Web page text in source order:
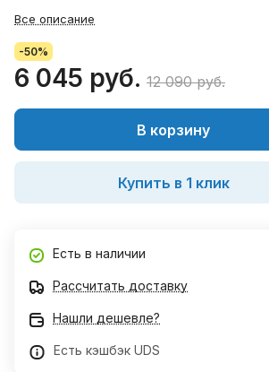
Все описание
-50%
6 045 руб. 12 090 руб.
В корзину
Купить в 1 клик
Есть в наличии
Рассчитать доставку
Нашли дешевле?
Есть кэшбэк UDS